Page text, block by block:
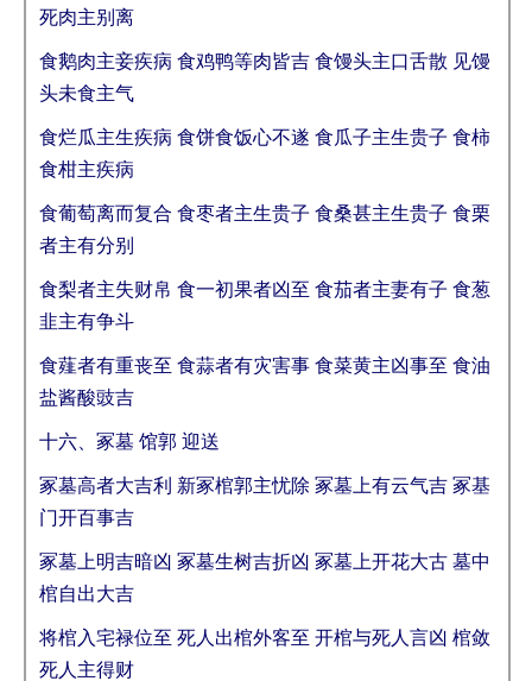
死肉主别离
食鹅肉主妾疾病 食鸡鸭等肉皆吉 食馒头主口舌散 见馒
头未食主气
食烂瓜主生疾病 食饼食饭心不遂 食瓜子主生贵子 食柿
食柑主疾病
食葡萄离而复合 食枣者主生贵子 食桑甚主生贵子 食栗
者主有分别
食梨者主失财帛 食一初果者凶至 食茄者主妻有子 食葱
韭主有争斗
食薤者有重丧至 食蒜者有灾害事 食菜黄主凶事至 食油
盐酱酸豉吉
十六、冢墓 馆郭 迎送
冢墓高者大吉利 新冢棺郭主忧除 冢墓上有云气吉 冢基
门开百事吉
冢墓上明吉暗凶 冢墓生树吉折凶 冢墓上开花大古 墓中
棺自出大吉
将棺入宅禄位至 死人出棺外客至 开棺与死人言凶 棺敛
死人主得财